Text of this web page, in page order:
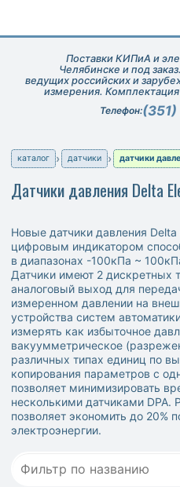
Поставки КИПиА и
Челябинске и под
ведущих российских и
измерения. Комплектация
техническая
Телефон:(351)
каталог датчики датчики
Датчики давления Delta
Новые датчики давления
цифровым индикатором
в диапазонах -100кПа ~
Датчики имеют 2 дискретных
аналоговый выход для
измеренном давлении на
устройства систем
измерять как избыточное
вакуумметрическое
различных типах единиц по
копирования параметров с
позволяет минимизировать
несколькими датчиками
позволяет экономить до 20%
электроэнергии.